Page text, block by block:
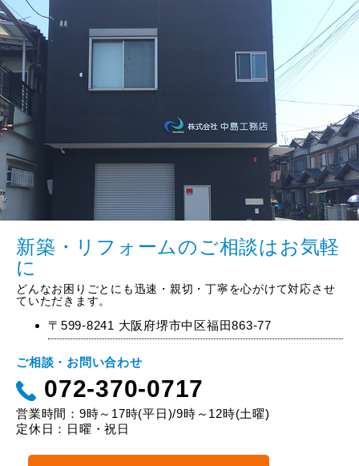
新築・リフォームのご相談はお気軽
に
どんなお困りごとにも迅速・親切・丁寧を心がけて対応させ
ていただきます。
〒599-8241 大阪府堺市中区福田863-77
ご相談・お問い合わせ
072-370-0717
営業時間：9時～17時(平日)/9時～12時(土曜)
定休日：日曜・祝日